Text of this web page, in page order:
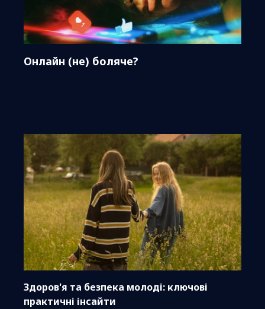
Онлайн (не) боляче?
Здоров'я та безпека молоді: ключові
практичні інсайти